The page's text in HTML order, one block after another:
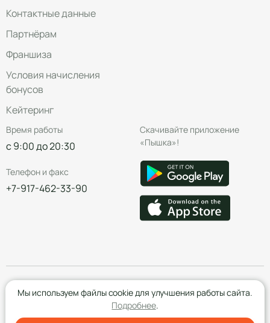
Контактные данные
Партнёрам
Франшиза
Условия начисления
бонусов
Кейтеринг
Время работы
с 9:00 до 20:30
Телефон и факс
+7-917-462-33-90
Скачивайте приложение
«Пышка»!
Мы используем файлы cookie для улучшения работы сайта.
Подробнее.